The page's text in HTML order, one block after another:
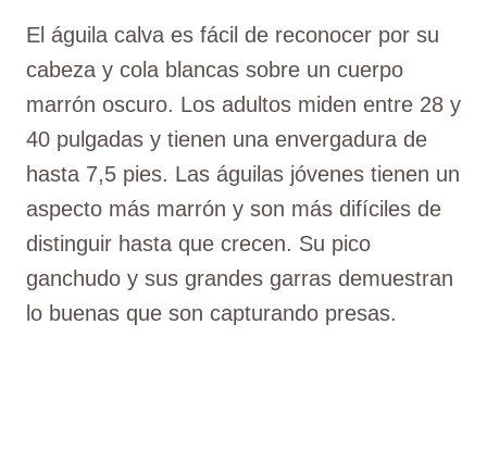
El águila calva es fácil de reconocer por su
cabeza y cola blancas sobre un cuerpo
marrón oscuro. Los adultos miden entre 28 y
40 pulgadas y tienen una envergadura de
hasta 7,5 pies. Las águilas jóvenes tienen un
aspecto más marrón y son más difíciles de
distinguir hasta que crecen. Su pico
ganchudo y sus grandes garras demuestran
lo buenas que son capturando presas.